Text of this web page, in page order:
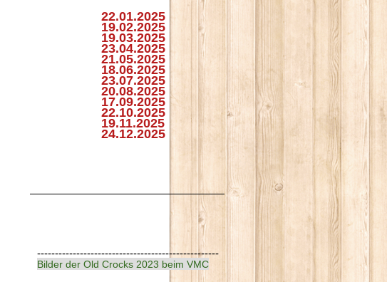
22.01.2025
19.02.2025
19.03.2025
23.04.2025
21.05.2025
18.06.2025
23.07.2025
20.08.2025
17.09.2025
22.10.2025
19.11.2025
24.12.2025
---------------------------------------------------
Bilder der Old Crocks 2023 beim VMC